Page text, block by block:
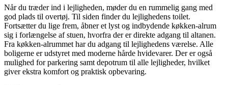
Når du træder ind i lejligheden, møder du en rummelig gang med
god plads til overtøj. Til siden finder du lejlighedens toilet.
Fortsætter du lige frem, åbner et lyst og indbydende køkken-alrum
sig i forlængelse af stuen, hvorfra der er direkte adgang til altanen.
Fra køkken-alrummet har du adgang til lejlighedens værelse. Alle
boligerne er udstyret med moderne hårde hvidevarer. Der er også
mulighed for parkering samt depotrum til alle lejligheder, hvilket
giver ekstra komfort og praktisk opbevaring.